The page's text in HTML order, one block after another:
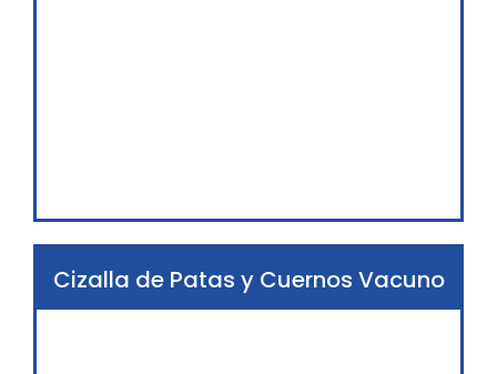
Cizalla de Patas y Cuernos Vacuno